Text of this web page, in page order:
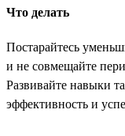
Что делать
Постарайтесь
и не совмещайте
Развивайте навыки
эффективность и